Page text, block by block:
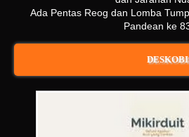
Ada Pentas Reog dan Lomba
Pandean ke